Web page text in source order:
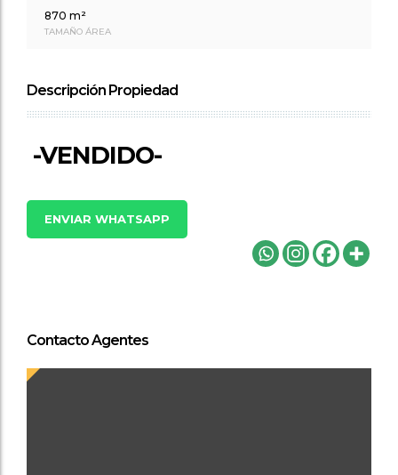
870 m²
TAMAÑO ÁREA
Descripción Propiedad
-VENDIDO-
ENVIAR WHATSAPP
Contacto Agentes